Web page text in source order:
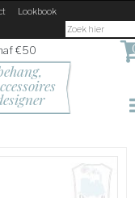
Lookbook
€50